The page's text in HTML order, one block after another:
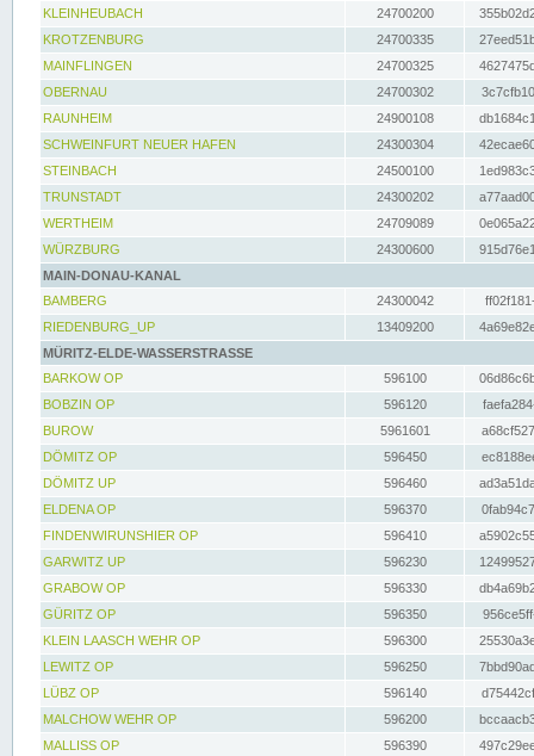
KLEINHEUBACH 24700200
KROTZENBURG
24700335
MAINFLINGEN
24700325
OBERNAU
24700302
RAUNHEIM
24900108
SCHWEINFURT NEUER HAFEN
24300304
STEINBACH
24500100
TRUNSTADT
24300202
WERTHEIM
24709089
WÜRZBURG
24300600
MAIN-DONAU-KANAL
BAMBERG
24300042
RIEDENBURG_UP
13409200
MÜRITZ-ELDE-WASSERSTRASSE
BARKOW OP
596100
BOBZIN OP
596120
BUROW
5961601
DÖMITZ OP
596450
DÖMITZ UP
596460
ELDENA OP
596370
FINDENWIRUNSHIER OP
596410
GARWITZ UP
596230
GRABOW OP
596330
GÜRITZ OP
596350
KLEIN LAASCH WEHR OP
596300
LEWITZ OP
596250
LÜBZ OP
596140
MALCHOW WEHR OP
596200
MALLISS OP
596390